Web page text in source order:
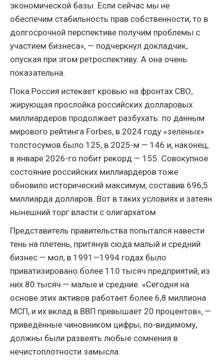
экономической базы. Если сейчас мы не
обеспечим стабильность прав собственности, то в
долгосрочной перспективе получим проблемы с
участием бизнеса», — подчеркнул докладчик,
опуская при этом ретроспективу. А она очень
показательна.
Пока Россия истекает кровью на фронтах СВО,
жирующая прослойка российских долларовых
миллиардеров продолжает разбухать: по данным
мирового рейтинга Forbes, в 2024 году «зелёных»
толстосумов было 125, в 2025-м — 146 и, наконец,
в январе 2026-го побит рекорд — 155. Совокупное
состояние российских миллиардеров тоже
обновило исторический максимум, составив 696,5
миллиарда долларов. Вот в таких условиях и затеян
нынешний торг власти с олигархатом.
Представитель правительства попытался навести
тень на плетень, притянув сюда малый и средний
бизнес — мол, в 1991—1994 годах было
приватизировано более 110 тысяч предприятий, из
них 80 тысяч — малые и средние. «Сегодня на
основе этих активов работает более 6,8 миллиона
МСП, и их вклад в ВВП превышает 20 процентов», —
приведённые чиновником цифры, по-видимому,
должны были развеять любые сомнения в
нечистоплотности замысла.